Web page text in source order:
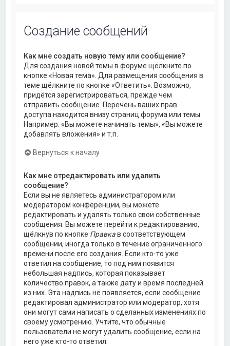
Создание сообщений
Как мне создать новую тему или сообщение?
Для создания новой темы в форуме щёлкните по
кнопке «Новая тема». Для размещения сообщения в
теме щёлкните по кнопке «Ответить». Возможно,
придётся зарегистрироваться, прежде чем
отправить сообщение. Перечень ваших прав
доступа находится внизу страниц форума или темы.
Например: «Вы можете начинать темы», «Вы можете
добавлять вложения» и т.п.
Вернуться к началу
Как мне отредактировать или удалить
сообщение?
Если вы не являетесь администратором или
модератором конференции, вы можете
редактировать и удалять только свои собственные
сообщения. Вы можете перейти к редактированию,
щёлкнув по кнопке Правкав соответствующем
сообщении, иногда только в течение ограниченного
времени после его создания. Если кто-то уже
ответил на сообщение, то под ним появится
небольшая надпись, которая показывает
количество правок, а также дату и время последней
из них. Эта надпись не появляется, если сообщение
редактировал администратор или модератор, хотя
они могут сами написать о сделанных изменениях по
своему усмотрению. Учтите, что обычные
пользователи не могут удалить сообщение, если на
него уже кто-то ответил.